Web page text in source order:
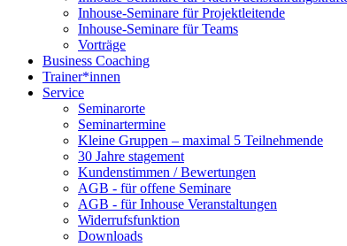
Inhouse-Seminare für Projektleitende
Inhouse-Seminare für Teams
Vorträge
Business Coaching
Trainer*innen
Service
Seminarorte
Seminartermine
Kleine Gruppen – maximal 5 Teilnehmende
30 Jahre stagement
Kundenstimmen / Bewertungen
AGB - für offene Seminare
AGB - für Inhouse Veranstaltungen
Widerrufsfunktion
Downloads